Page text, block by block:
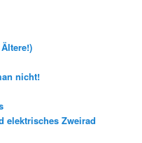
nicht!
elektrisches Zweirad